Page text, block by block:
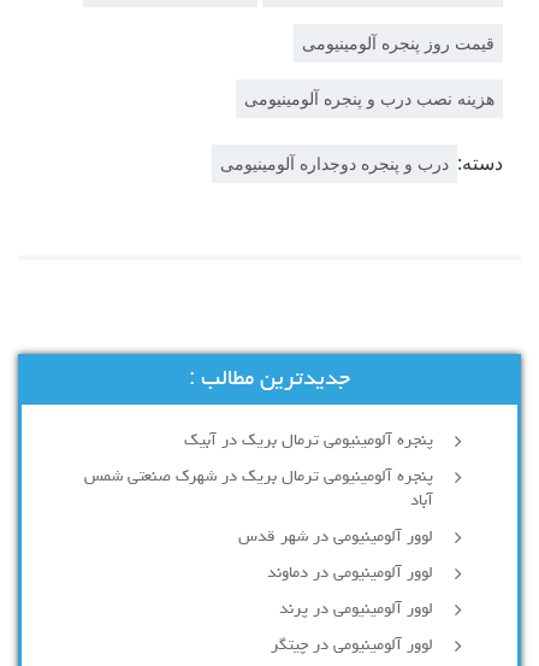
قیمت روز پنجره آلومینیومی
هزینه نصب درب و پنجره آلومینیومی
دسته: درب و پنجره دوجداره آلومینیومی
جدیدترین مطالب :
پنجره آلومینیومی ترمال بریک در آبیک
پنجره آلومینیومی ترمال بریک در شهرک صنعتی شمس
آباد
لوور آلومینیومی در شهر قدس
لوور آلومینیومی در دماوند
لوور آلومینیومی در پرند
لوور آلومینیومی در چیتگر